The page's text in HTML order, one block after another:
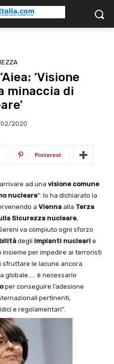
‘Visione
minaccia di
02/2020
Pinterest
arrivare ad una visione comune
nucleare”: lo ha dichiarato la
a Vienna alla Terza
Sicurezza nucleare,
va compiuto ogni sforzo
degli impianti nucleari e
insieme per impedire ai terroristi
le lacune ancora
globale….. è necessario
per conseguire l’adesione
pertinenti,
e regolamentari”.